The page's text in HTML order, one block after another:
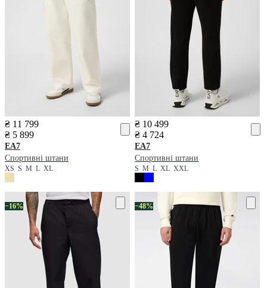
₴ 11 799
₴ 5 899
EA7
Спортивні штани
XS S M L XL
₴ 10 499
₴ 4 724
EA7
Спортивні штани
SMLXLXXL
−16% −48%